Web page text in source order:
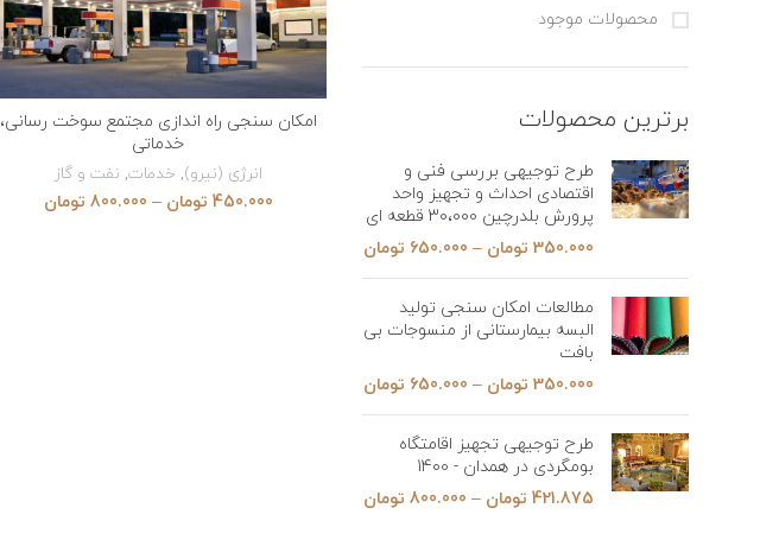
محصولات موجود
برترین محصولات
طرح توجیهی بررسی فنی و
اقتصادی احداث و تجهیز واحد
پرورش بلدرچین 30،000 قطعه ای
350.000 تومان –
650.000 تومان
مطالعات امکان سنجی تولید
البسه بیمارستانی از منسوجات بی
بافت
350.000 تومان –
650.000 تومان
طرح توجیهی تجهیز اقامتگاه
بومگردی در همدان - 1400
421.875 تومان –
800.000 تومان
VIEW PRODUCTS
امکان سنجی راه اندازی مجتمع سوخت رسانی،
خدماتی
انرژی (نیرو), خدمات, نفت و گاز
450.000 تومان –
800.000 تومان